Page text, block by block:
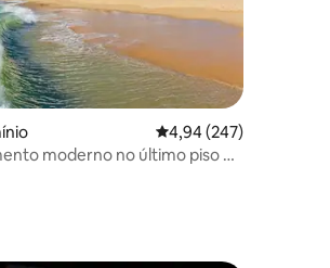
em 5 estrelas, 204avaliações
Classificação média
4,94 (247)
moderno no último piso na